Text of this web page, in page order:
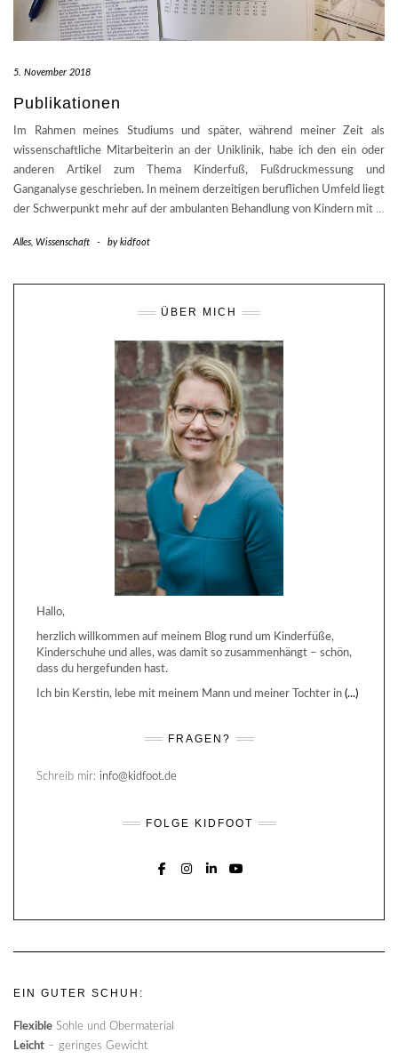
5. November 2018
Publikationen
Im Rahmen meines Studiums und später, während meiner Zeit als
wissenschaftliche Mitarbeiterin an der Uniklinik, habe ich den ein oder
anderen Artikel zum Thema Kinderfuß, Fußdruckmessung und
Ganganalyse geschrieben. In meinem derzeitigen beruflichen Umfeld liegt
der Schwerpunkt mehr auf der ambulanten Behandlung von Kindern mit …
Alles, Wissenschaft - bykidfoot
ÜBER MICH
Hallo,
herzlich willkommen auf meinem Blog rund um Kinderfüße,
Kinderschuhe und alles, was damit so zusammenhängt – schön,
dass du hergefunden hast.
Ich bin Kerstin, lebe mit meinem Mann und meiner Tochter in (...)
FRAGEN?
Schreib mir: info@kidfoot.de
FOLGE KIDFOOT
EIN GUTER SCHUH:
Flexible Sohle und Obermaterial
Leicht – geringes Gewicht